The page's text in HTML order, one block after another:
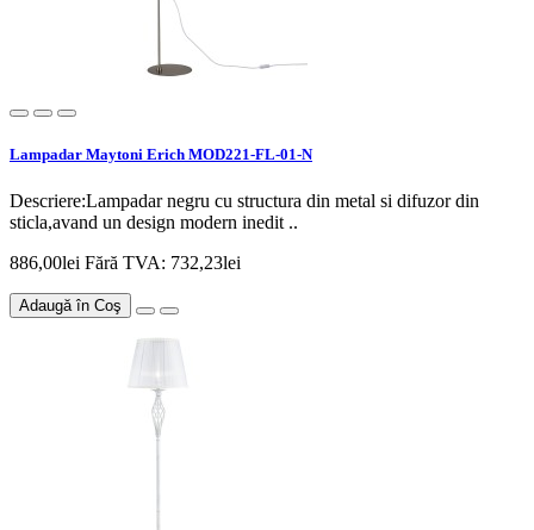
Lampadar Maytoni Erich MOD221-FL-01-N
Descriere:Lampadar negru cu structura din metal si difuzor din
sticla,avand un design modern inedit ..
886,00lei Fără TVA: 732,23lei
Adaugă în Coş